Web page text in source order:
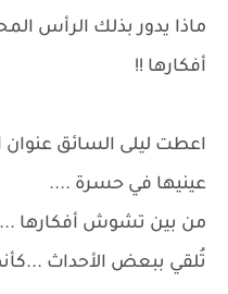
ماذا يدور بذلك الرأس
أفكارها !!
اعطت ليلى السائق
عينيها في حسرة ....
من بين تشوش أفكارها
تُلقي ببعض الأحداث